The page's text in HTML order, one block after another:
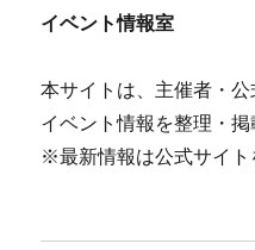
イベント情報室
本サイトは、主催者・
イベント情報を整理・掲
※最新情報は公式サイト